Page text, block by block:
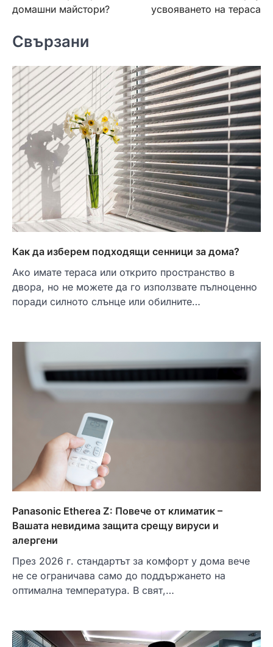
домашни майстори?
усвояването на тераса
Свързани
Как да изберем подходящи сенници за дома?
Ако имате тераса или открито пространство в
двора, но не можете да го използвате пълноценно
поради силното слънце или обилните…
Panasonic Etherea Z: Повече от климатик –
Вашата невидима защита срещу вируси и
алергени
През 2026 г. стандартът за комфорт у дома вече
не се ограничава само до поддържането на
оптимална температура. В свят,…